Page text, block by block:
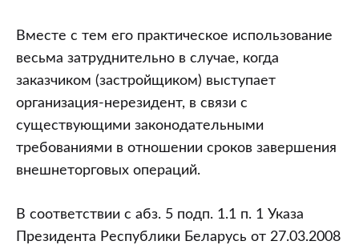
Вместе с тем его практическое использование
весьма затруднительно в случае, когда
заказчиком (застройщиком) выступает
организация-нерезидент, в связи с
существующими законодательными
требованиями в отношении сроков завершения
внешнеторговых операций.
В соответствии с абз. 5 подп. 1.1 п. 1 Указа
Президента Республики Беларусь от 27.03.2008